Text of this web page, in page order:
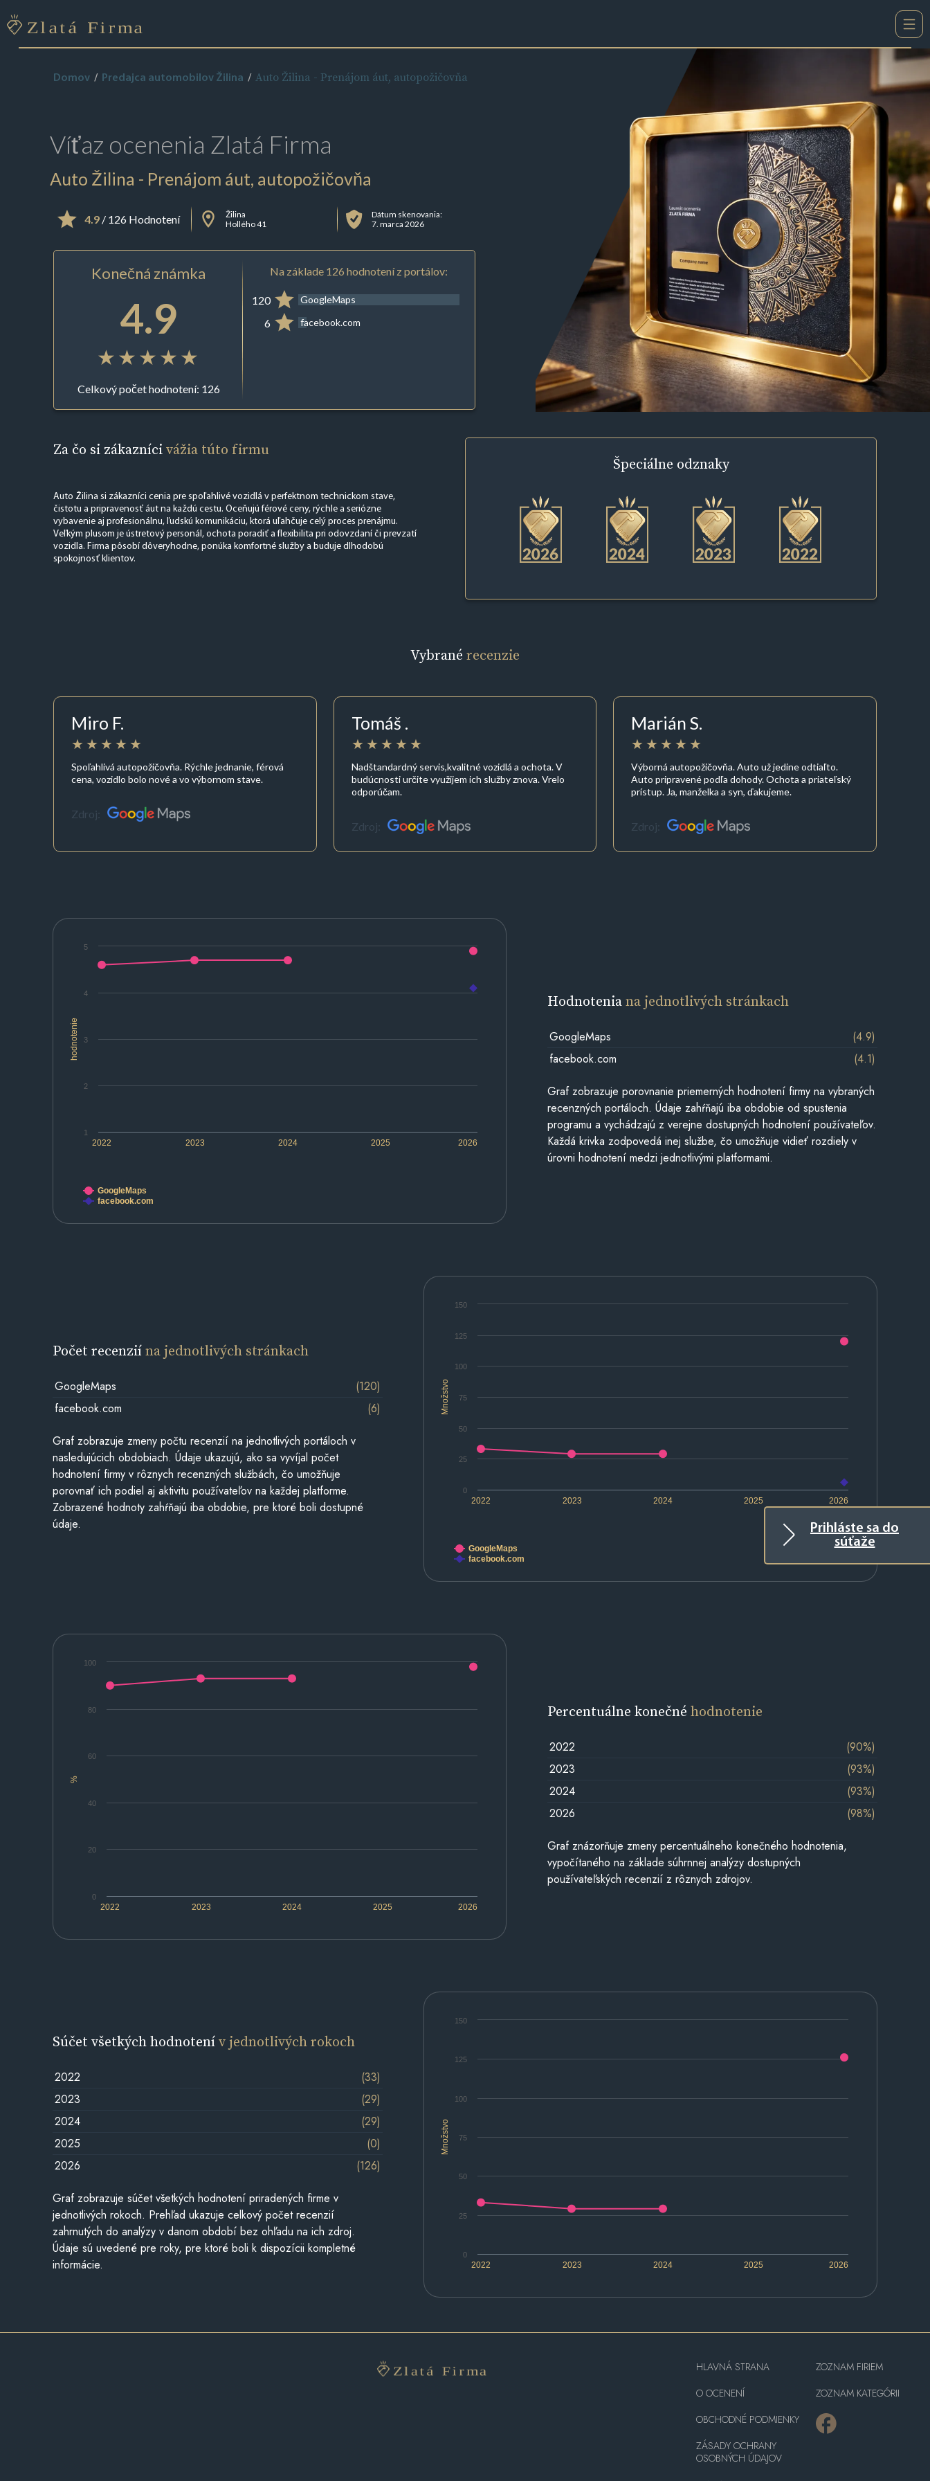
Prihláste sa do
súťaže
Domov Predajca automobilov Žilina Auto Žilina - Prenájom áut, autopožičovňa
Víťaz ocenenia Zlatá Firma
Auto Žilina - Prenájom áut, autopožičovňa
4.9/ 126 Hodnotení
Žilina
Hollého 41
Dátum skenovania:
7. marca 2026
Konečná známka
4.9
Celkový počet hodnotení: 126
Na základe 126 hodnotení z portálov:
120 GoogleMaps
6 facebook.com
Za čo si zákaznícivážia túto firmu
Auto Žilina si zákazníci cenia pre spoľahlivé vozidlá v perfektnom technickom stave,
čistotu a pripravenosť áut na každú cestu. Oceňujú férové ceny, rýchle a seriózne
vybavenie aj profesionálnu, ľudskú komunikáciu, ktorá uľahčuje celý proces prenájmu.
Veľkým plusom je ústretový personál, ochota poradiť a flexibilita pri odovzdaní či prevzatí
vozidla. Firma pôsobí dôveryhodne, ponúka komfortné služby a buduje dlhodobú
spokojnosť klientov.
Špeciálne odznaky
Vybrané recenzie
Miro F.
Spoľahlivá autopožičovňa. Rýchle jednanie, férová
cena, vozidlo bolo nové a vo výbornom stave.
Zdroj:
Tomáš .
Nadštandardný servis,kvalitné vozidlá a ochota. V
budúcnosti určite využijem ich služby znova. Vrelo
odporúčam.
Zdroj:
Marián S.
Výborná autopožičovňa. Auto už jedine odtiaľto.
Auto pripravené podľa dohody. Ochota a priateľský
prístup. Ja, manželka a syn, ďakujeme.
Zdroj:
hodnotenie
2022 2023 2024 2025 2026
1
2
3
4
5
GoogleMaps
facebook.com
Hodnoteniana jednotlivých stránkach
GoogleMaps
(4.9)
facebook.com
(4.1)
Graf zobrazuje porovnanie priemerných hodnotení firmy na vybraných
recenzných portáloch. Údaje zahŕňajú iba obdobie od spustenia
programu a vychádzajú z verejne dostupných hodnotení používateľov.
Každá krivka zodpovedá inej službe, čo umožňuje vidieť rozdiely v
úrovni hodnotení medzi jednotlivými platformami.
Množstvo
2022 2023 2024 2025 2026
0
25
50
75
100
125
150
GoogleMaps
facebook.com
Počet recenziína jednotlivých stránkach
GoogleMaps
(120)
facebook.com
(6)
Graf zobrazuje zmeny počtu recenzií na jednotlivých portáloch v
nasledujúcich obdobiach. Údaje ukazujú, ako sa vyvíjal počet
hodnotení firmy v rôznych recenzných službách, čo umožňuje
porovnať ich podiel aj aktivitu používateľov na každej platforme.
Zobrazené hodnoty zahŕňajú iba obdobie, pre ktoré boli dostupné
údaje.
%
2022 2023 2024 2025 2026
0
20
40
60
80
100
Percentuálne konečnéhodnotenie
2022
(90%)
2023
(93%)
2024
(93%)
2026
(98%)
Graf znázorňuje zmeny percentuálneho konečného hodnotenia,
vypočítaného na základe súhrnnej analýzy dostupných
používateľských recenzií z rôznych zdrojov.
Množstvo
2022 2023 2024 2025 2026
0
25
50
75
100
125
150
Súčet všetkých hodnotenív jednotlivých rokoch
2022
(33)
2023
(29)
2024
(29)
2025
(0)
2026
(126)
Graf zobrazuje súčet všetkých hodnotení priradených firme v
jednotlivých rokoch. Prehľad ukazuje celkový počet recenzií
zahrnutých do analýzy v danom období bez ohľadu na ich zdroj.
Údaje sú uvedené pre roky, pre ktoré boli k dispozícii kompletné
informácie.
HLAVNÁ STRANA
O OCENENÍ
OBCHODNÉ PODMIENKY
ZÁSADY OCHRANY
OSOBNÝCH ÚDAJOV
ZOZNAM FIRIEM
ZOZNAM KATEGÓRII